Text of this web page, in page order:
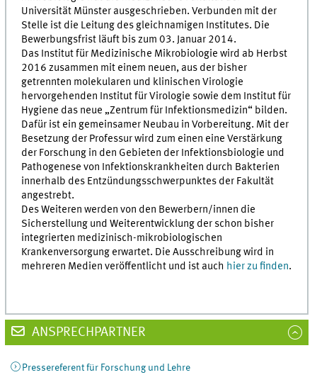
Universität Münster ausgeschrieben. Verbunden mit der
Stelle ist die Leitung des gleichnamigen Institutes. Die
Bewerbungsfrist läuft bis zum 03. Januar 2014.
Das Institut für Medizinische Mikrobiologie wird ab Herbst
2016 zusammen mit einem neuen, aus der bisher
getrennten molekularen und klinischen Virologie
hervorgehenden Institut für Virologie sowie dem Institut für
Hygiene das neue „Zentrum für Infektionsmedizin“ bilden.
Dafür ist ein gemeinsamer Neubau in Vorbereitung. Mit der
Besetzung der Professur wird zum einen eine Verstärkung
der Forschung in den Gebieten der Infektionsbiologie und
Pathogenese von Infektionskrankheiten durch Bakterien
innerhalb des Entzündungsschwerpunktes der Fakultät
angestrebt.
Des Weiteren werden von den Bewerbern/innen die
Sicherstellung und Weiterentwicklung der schon bisher
integrierten medizinisch-mikrobiologischen
Krankenversorgung erwartet. Die Ausschreibung wird in
mehreren Medien veröffentlicht und ist auch hier zu finden.
ANSPRECHPARTNER
Pressereferent für Forschung und Lehre